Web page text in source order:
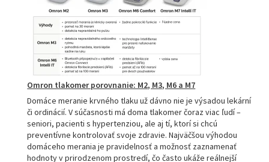
pre
zdravie
Omron tlakomer porovnanie: M2, M3, M6 a M7
Domáce meranie krvného tlaku už dávno nie je výsadou lekární
či ordinácií. V súčasnosti má doma tlakomer čoraz viac ľudí –
seniori, pacienti s hypertenziou, ale aj tí, ktorí si chcú
preventívne kontrolovať svoje zdravie. Najväčšou výhodou
domáceho merania je pravidelnosť a možnosť zaznamenať
hodnoty v prirodzenom prostredí, čo často ukáže reálnejší